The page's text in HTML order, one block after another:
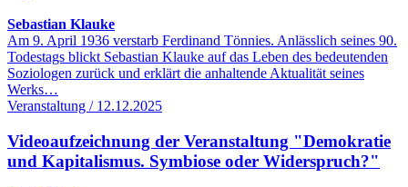
Sebastian Klauke
Am 9. April 1936 verstarb Ferdinand Tönnies. Anlässlich seines 90.
Todestags blickt Sebastian Klauke auf das Leben des bedeutenden
Soziologen zurück und erklärt die anhaltende Aktualität seines
Werks…
Veranstaltung / 12.12.2025
Videoaufzeichnung der Veranstaltung "Demokratie
und Kapitalismus. Symbiose oder Widerspruch?"